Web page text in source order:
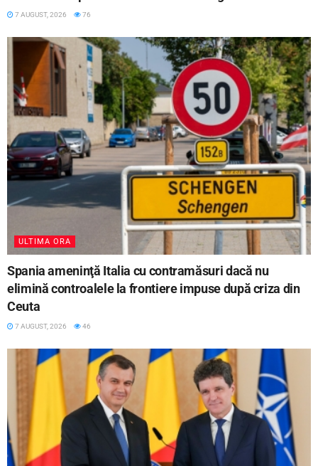
7 AUGUST, 2026 76
ULTIMA ORA
Spania ameninţă Italia cu contramăsuri dacă nu
elimină controalele la frontiere impuse după criza din
Ceuta
7 AUGUST, 2026 46